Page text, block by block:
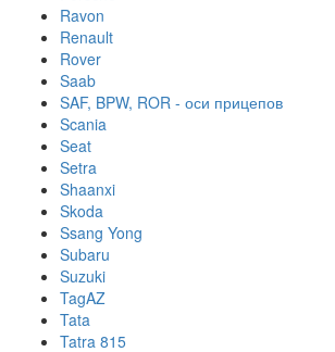
Ravon
Renault
Rover
Saab
SAF, BPW, ROR - оси прицепов
Scania
Seat
Setra
Shaanxi
Skoda
Ssang Yong
Subaru
Suzuki
TagAZ
Tata
Tatra 815